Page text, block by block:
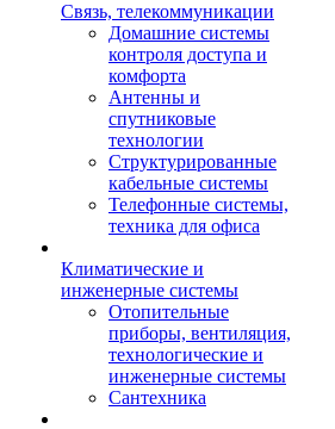
Связь, телекоммуникации
Домашние системы
контроля доступа и
комфорта
Антенны и
спутниковые
технологии
Структурированные
кабельные системы
Телефонные системы,
техника для офиса
Климатические и
инженерные системы
Отопительные
приборы, вентиляция,
технологические и
инженерные системы
Сантехника